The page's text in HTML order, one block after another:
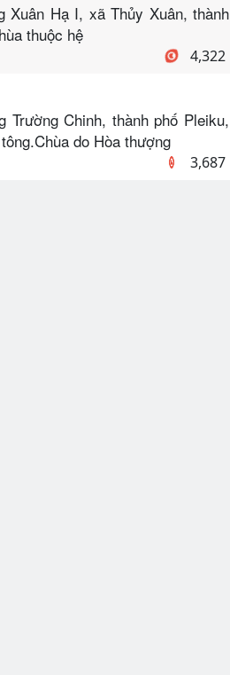
Xuân Hạ I, xã Thủy Xuân, thành
thuộc hệ
4,322
Chinh, thành phố Pleiku,
do Hòa thượng
3,687